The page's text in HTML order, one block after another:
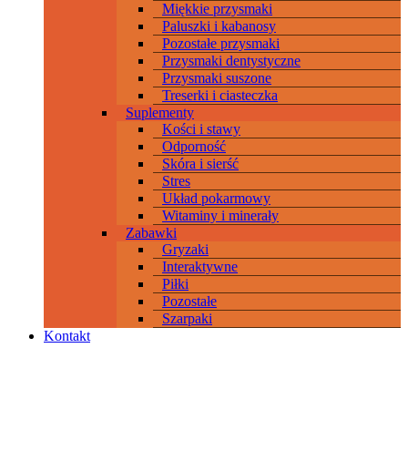
Miękkie przysmaki
Paluszki i kabanosy
Pozostałe przysmaki
Przysmaki dentystyczne
Przysmaki suszone
Treserki i ciasteczka
Suplementy
Kości i stawy
Odporność
Skóra i sierść
Stres
Układ pokarmowy
Witaminy i minerały
Zabawki
Gryzaki
Interaktywne
Piłki
Pozostałe
Szarpaki
Kontakt